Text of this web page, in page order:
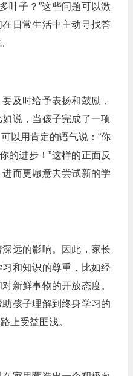
叶子？”这些问题可以激
日常生活中主动寻找答
及时给予表扬和鼓励，
说，当孩子完成了一项
以用肯定的语气说：“你
的进步！”这样的正面反
而更愿意去尝试新的学
远的影响。因此，家长
和知识的尊重，比如经
新鲜事物的开放态度。
孩子理解到终身学习的
上受益匪浅。